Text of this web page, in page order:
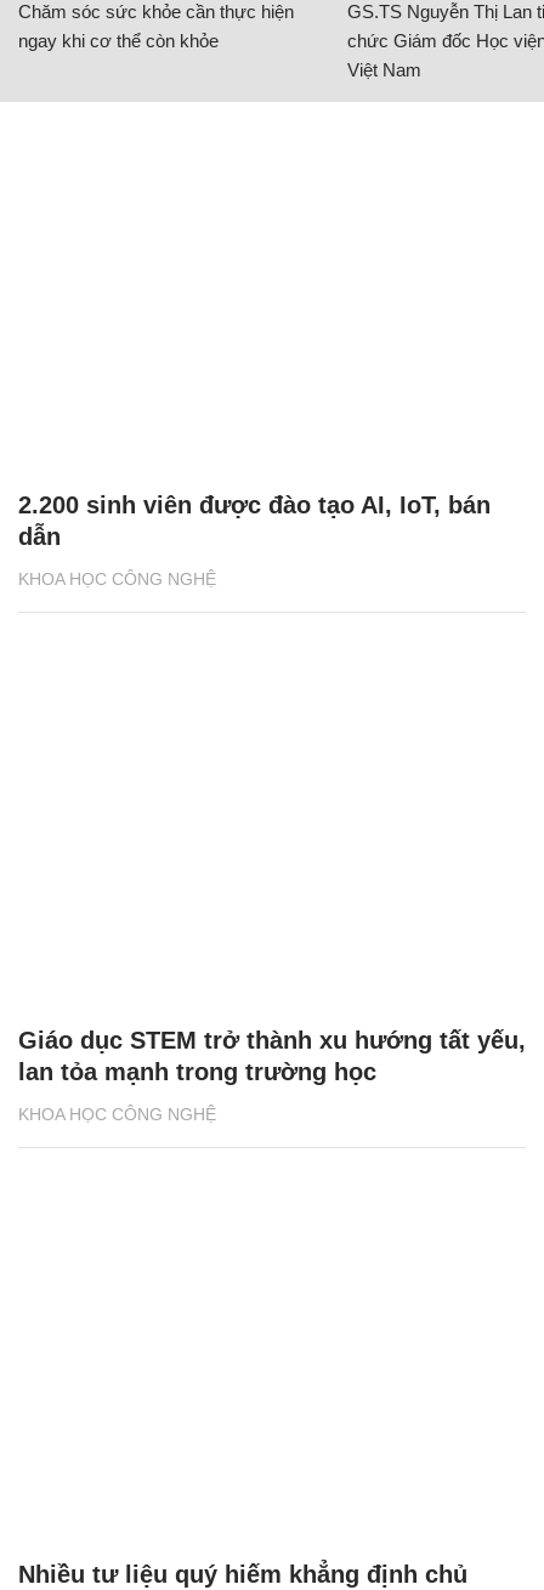
Chăm sóc sức khỏe cần thực hiện
ngay khi cơ thể còn khỏe
GS.TS Nguyễn Thị Lan
chức Giám đốc Học
Việt Nam
KHOA HỌC CÔNG NGHỆ
2.200 sinh viên được đào tạo AI, IoT, bán
dẫn
KHOA HỌC CÔNG NGHỆ
Giáo dục STEM trở thành xu hướng tất yếu,
lan tỏa mạnh trong trường học
Nhiều tư liệu quý hiếm khẳng định chủ